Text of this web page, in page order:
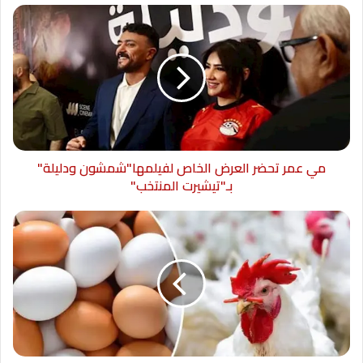
الخرسانية الأخيرة للمفاعل لتبدأ بعدها مرحلة
الانشاءات الكبرى والتى تنتهى خلال عامين من الان
وتبدأ مرحلة الانجاز الأكبر وهى مرحلة التشغيل
لتمتلك بذلك مصر مفاعلها النووى ويتحقق الحلم
الذى طال انتظاره.
ووفقا للعقود المبرمة بين الجانبين على تعزيز
المشاركة المخلية تكون نسبة المشاركة المحلية
للوحدة الأولى والثانية بنسبة 20-25% وللوحدة
الثالثة والرابعة بنسبة 30-35%. وهناك عدد من
الشركات المصرية تقوم بتنفيذ أعمال حاليا بالموقع
مي عمر تحضر العرض الخاص لفيلمها"شمشون ودليلة"
بـ"تيشيرت المنتخب"